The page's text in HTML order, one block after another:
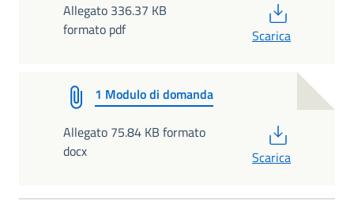
Allegato 336.37 KB
formato pdf
Scarica
1 Modulo di domanda
Allegato 75.84 KB formato
docx
Scarica